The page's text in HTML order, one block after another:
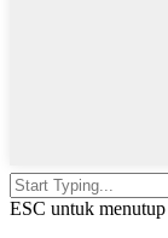
ESC untuk menutup